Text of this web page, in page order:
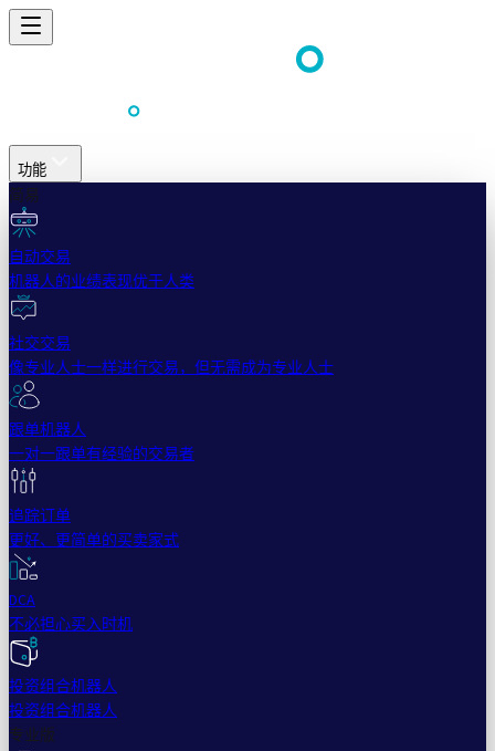
功能
简易
自动交易
机器人的业绩表现优于人类
社交交易
像专业人士一样进行交易，但无需成为专业人士
跟单机器人
一对一跟单有经验的交易者
追踪订单
更好、更简单的买卖家式
DCA
不必担心买入时机
投资组合机器人
投资组合机器人
专业版